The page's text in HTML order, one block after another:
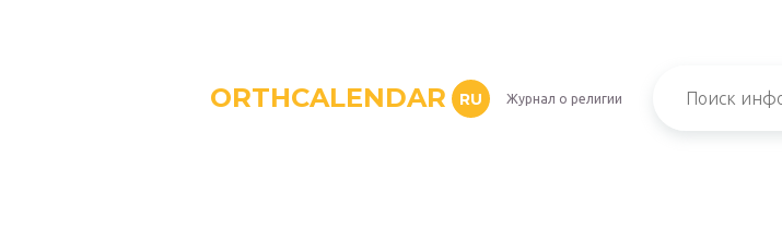
ORTHCALENDAR RU Журнал о религии